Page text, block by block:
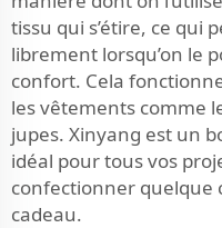
tissu qui s’étire, ce qui
librement lorsqu’on le
confort. Cela
les vêtements comme
jupes. Xinyang est un
idéal pour tous vos
confectionner quelque
cadeau.